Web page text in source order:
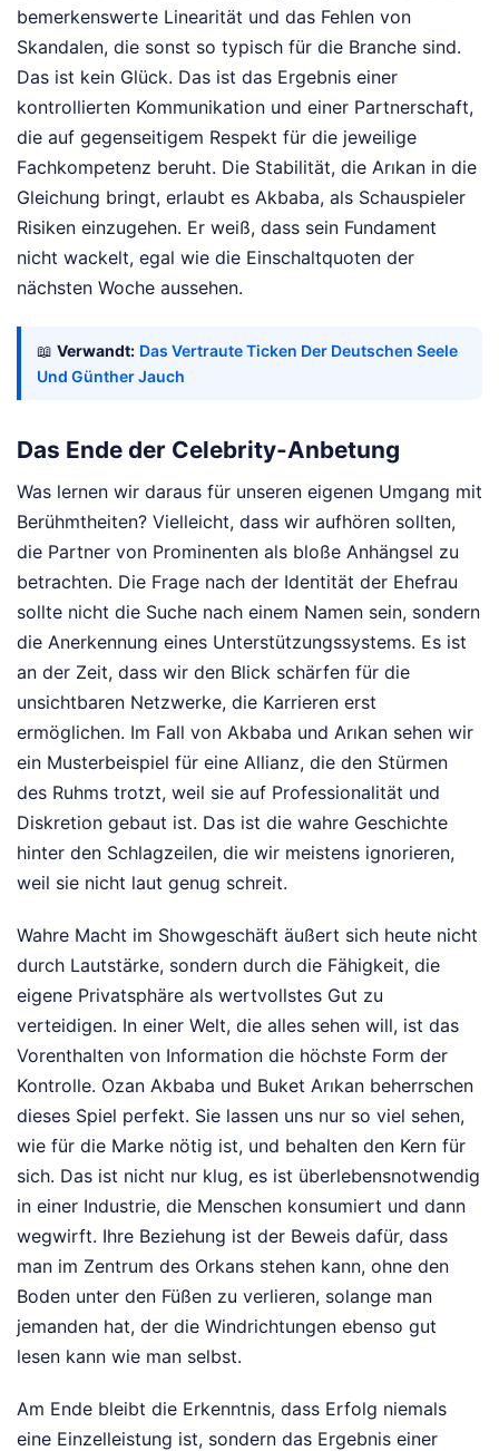
bemerkenswerte Linearität und das Fehlen von
Skandalen, die sonst so typisch für die Branche sind.
Das ist kein Glück. Das ist das Ergebnis einer
kontrollierten Kommunikation und einer Partnerschaft,
die auf gegenseitigem Respekt für die jeweilige
Fachkompetenz beruht. Die Stabilität, die Arıkan in die
Gleichung bringt, erlaubt es Akbaba, als Schauspieler
Risiken einzugehen. Er weiß, dass sein Fundament
nicht wackelt, egal wie die Einschaltquoten der
nächsten Woche aussehen.
📖 Verwandt: Das Vertraute Ticken Der Deutschen Seele
Und Günther Jauch
Das Ende der Celebrity-Anbetung
Was lernen wir daraus für unseren eigenen Umgang mit
Berühmtheiten? Vielleicht, dass wir aufhören sollten,
die Partner von Prominenten als bloße Anhängsel zu
betrachten. Die Frage nach der Identität der Ehefrau
sollte nicht die Suche nach einem Namen sein, sondern
die Anerkennung eines Unterstützungssystems. Es ist
an der Zeit, dass wir den Blick schärfen für die
unsichtbaren Netzwerke, die Karrieren erst
ermöglichen. Im Fall von Akbaba und Arıkan sehen wir
ein Musterbeispiel für eine Allianz, die den Stürmen
des Ruhms trotzt, weil sie auf Professionalität und
Diskretion gebaut ist. Das ist die wahre Geschichte
hinter den Schlagzeilen, die wir meistens ignorieren,
weil sie nicht laut genug schreit.
Wahre Macht im Showgeschäft äußert sich heute nicht
durch Lautstärke, sondern durch die Fähigkeit, die
eigene Privatsphäre als wertvollstes Gut zu
verteidigen. In einer Welt, die alles sehen will, ist das
Vorenthalten von Information die höchste Form der
Kontrolle. Ozan Akbaba und Buket Arıkan beherrschen
dieses Spiel perfekt. Sie lassen uns nur so viel sehen,
wie für die Marke nötig ist, und behalten den Kern für
sich. Das ist nicht nur klug, es ist überlebensnotwendig
in einer Industrie, die Menschen konsumiert und dann
wegwirft. Ihre Beziehung ist der Beweis dafür, dass
man im Zentrum des Orkans stehen kann, ohne den
Boden unter den Füßen zu verlieren, solange man
jemanden hat, der die Windrichtungen ebenso gut
lesen kann wie man selbst.
Am Ende bleibt die Erkenntnis, dass Erfolg niemals
eine Einzelleistung ist, sondern das Ergebnis einer